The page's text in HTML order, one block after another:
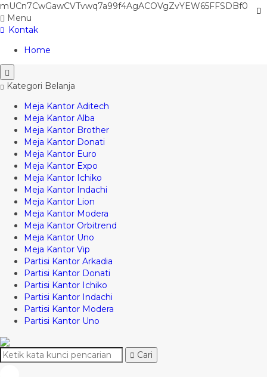
mUCn7CwGawCVTvwq7a99f4AgACOVgZvYEW65FFSDBf0
Menu
Kontak
Home
Kategori Belanja
Meja Kantor Aditech
Meja Kantor Alba
Meja Kantor Brother
Meja Kantor Donati
Meja Kantor Euro
Meja Kantor Expo
Meja Kantor Ichiko
Meja Kantor Indachi
Meja Kantor Lion
Meja Kantor Modera
Meja Kantor Orbitrend
Meja Kantor Uno
Meja Kantor Vip
Partisi Kantor Arkadia
Partisi Kantor Donati
Partisi Kantor Ichiko
Partisi Kantor Indachi
Partisi Kantor Modera
Partisi Kantor Uno
Cari